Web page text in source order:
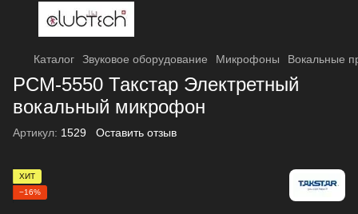
Каталог Звуковое оборудование Микрофоны Вокальные
PCM-5550 Такстар Электретный
вокальный микрофон
Артикул: 1529 Оставить отзыв
ХИТ
−16%